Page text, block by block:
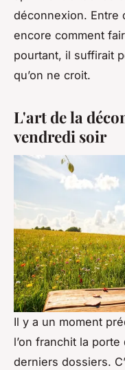
déconnexion. Entre
encore comment
pourtant, il suffirait
qu’on ne croit.
L'art de la
vendredi soir
Il y a un moment
l’on franchit la
derniers dossiers.